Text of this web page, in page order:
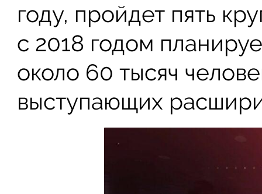
году, пройдет пять
с 2018 годом
около 60 тысяч
выступающих